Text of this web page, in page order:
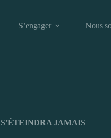
S’engager Nous
JAMAIS